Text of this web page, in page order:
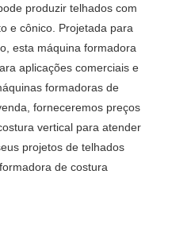
produzir telhados com
e cônico. Projetada para
esta máquina formadora
aplicações comerciais e
formadoras de
forneceremos preços
vertical para atender
projetos de telhados
de costura